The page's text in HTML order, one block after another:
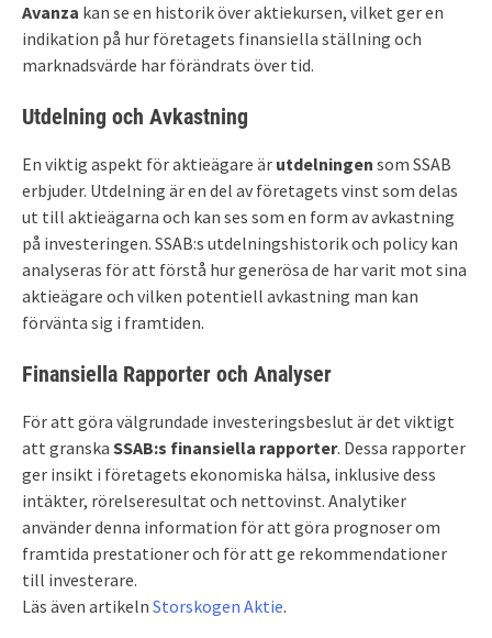
Avanza kan se en historik över aktiekursen, vilket ger en
indikation på hur företagets finansiella ställning och
marknadsvärde har förändrats över tid.
Utdelning och Avkastning
En viktig aspekt för aktieägare är utdelningen som SSAB
erbjuder. Utdelning är en del av företagets vinst som delas
ut till aktieägarna och kan ses som en form av avkastning
på investeringen. SSAB:s utdelningshistorik och policy kan
analyseras för att förstå hur generösa de har varit mot sina
aktieägare och vilken potentiell avkastning man kan
förvänta sig i framtiden.
Finansiella Rapporter och Analyser
För att göra välgrundade investeringsbeslut är det viktigt
att granska SSAB:s finansiella rapporter. Dessa rapporter
ger insikt i företagets ekonomiska hälsa, inklusive dess
intäkter, rörelseresultat och nettovinst. Analytiker
använder denna information för att göra prognoser om
framtida prestationer och för att ge rekommendationer
till investerare.
Läs även artikeln Storskogen Aktie.